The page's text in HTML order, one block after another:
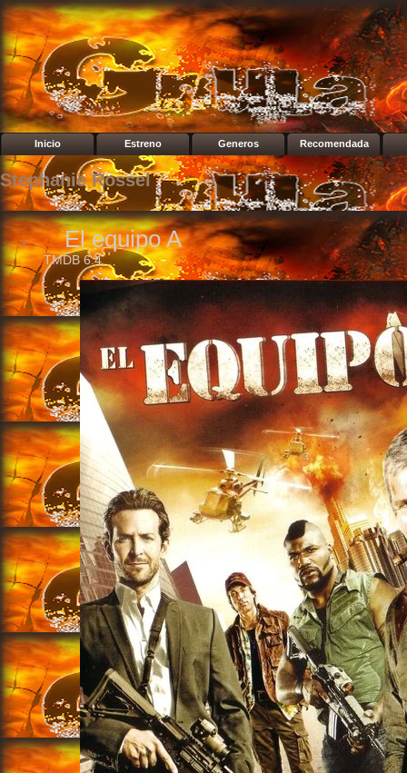
Inicio Estreno Generos Recomendada
Stephanie Rossel
El equipo A
TMDB6.4